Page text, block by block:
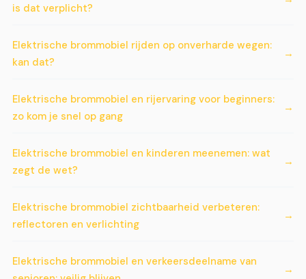
is dat verplicht?
Elektrische brommobiel rijden op onverharde wegen:
kan dat?
Elektrische brommobiel en rijervaring voor beginners:
zo kom je snel op gang
Elektrische brommobiel en kinderen meenemen: wat
zegt de wet?
Elektrische brommobiel zichtbaarheid verbeteren:
reflectoren en verlichting
Elektrische brommobiel en verkeersdeelname van